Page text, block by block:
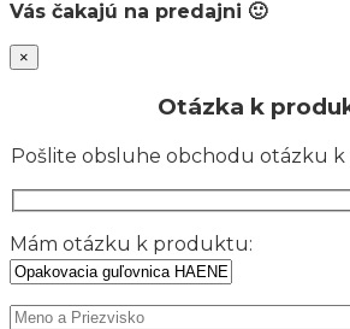
Vás čakajú na predajni 🙂
×
Otázka k
Pošlite obsluhe obchodu otázku
Mám otázku k produktu: